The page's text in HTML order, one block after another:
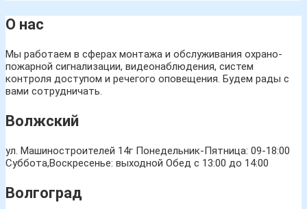
О нас
Мы работаем в сферах монтажа и обслуживания охрано-
пожарной сигнализации, видеонаблюдения, систем
контроля доступом и речегого оповещения. Будем рады с
вами сотрудничать.
Волжский
ул. Машиностроителей 14г Понедельник-Пятница: 09-18:00
Суббота,Воскресенье: выходной Обед с 13:00 до 14:00
Волгоград